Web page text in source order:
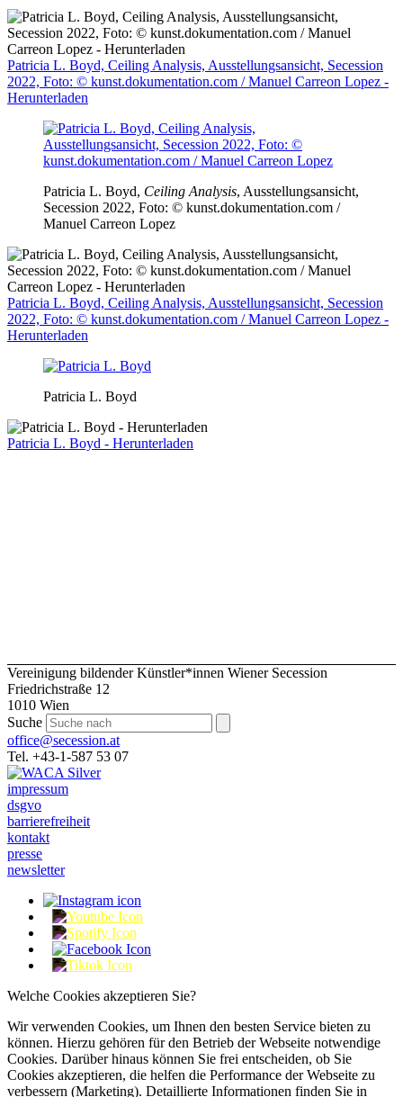
Patricia L. Boyd, Ceiling Analysis, Ausstellungsansicht, Secession
2022, Foto: © kunst.dokumentation.com / Manuel Carreon Lopez -
Herunterladen
Patricia L. Boyd, Ceiling Analysis, Ausstellungsansicht,
Secession 2022, Foto: © kunst.dokumentation.com /
Manuel Carreon Lopez
Patricia L. Boyd, Ceiling Analysis, Ausstellungsansicht, Secession
2022, Foto: © kunst.dokumentation.com / Manuel Carreon Lopez -
Herunterladen
Patricia L. Boyd
Patricia L. Boyd - Herunterladen
Vereinigung bildender Künstler*innen Wiener Secession
Friedrichstraße 12
1010 Wien
Suche
office@secession.at
Tel. +43-1-587 53 07
impressum
dsgvo
barrierefreiheit
kontakt
presse
newsletter
Welche Cookies akzeptieren Sie?
Wir verwenden Cookies, um Ihnen den besten Service bieten zu
können. Hierzu gehören für den Betrieb der Webseite notwendige
Cookies. Darüber hinaus können Sie frei entscheiden, ob Sie
Cookies akzeptieren, die helfen die Performance der Webseite zu
verbessern (Marketing). Detaillierte Informationen finden Sie in